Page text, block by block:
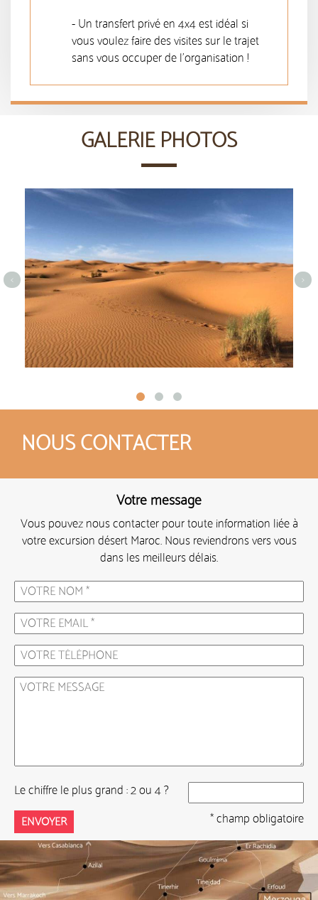
- Un transfert privé en 4x4 est idéal si
vous voulez faire des visites sur le trajet
sans vous occuper de l'organisation !
GALERIE PHOTOS
< >
NOUS CONTACTER
Votre message
Vous pouvez nous contacter pour toute information liée à
votre excursion désert Maroc. Nous reviendrons vers vous
dans les meilleurs délais.
Le chiffre le plus grand : 2 ou 4 ?
* champ obligatoire